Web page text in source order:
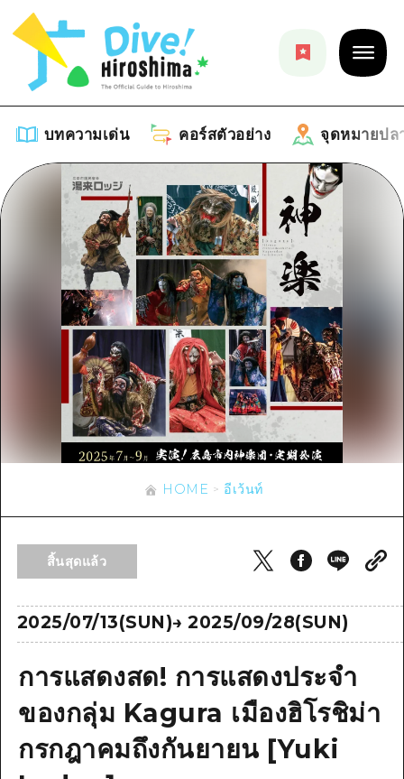
บทความเด่น คอร์สตัวอย่าง จุดหมายปล
บทความเด่น
รายการ
คำแนะนำ
ศิลปะ
งานอีเว้นท์ / เทศกาล
อาหารรสเลิศ / สุรา
การปั่นจักรยาน
สถานบันเทิงยามค่ำคืน
มรดกโลก
ประสบการณ์ / ในการเรียนรู้
ประวัติศาสตร์ / วัฒนธรรม
การรักษา
ธรรมชาติ
คอร์สตัวอย่าง
รายการ
คู่มือ Dive! Hiroshima
ฮิโรชิม่า โมชิ โมชิ ทราเวล
บริเวณรอบเมืองฮิโรชิม่า
อากิ
บิงโก
บิโฮค
ยามากุจิตะวันออก
จุดหมายปลายทาง
รายการ
บริเวณรอบเมืองฮิโรชิม่า
อากิ
บิงโก
บิโฮคุ
บริเวณรอบๆ มิยาจิมะ
ยามากุจิตะวันออก
จังหวัดเอฮิเมะ
ชิมาเนะ
อีเว้นท์
ข้อมูลตามฤดูกาล
ข้อมูลที่เป็นประโยชน์
เข้าถึงเข้าถึง
สรุปการจราจรรอง
ความแออัดของสิ่งอำนวยความสะดวก
บริการรับฝากและจัดส่งสัมภาระ
ฮิโรชิมะโอโมะเตะนะชิ
HOME
อีเว้นท์
HOME อีเว้นท์
สิ้นสุดแล้ว
2025/07/13(SUN)→2025/09/28(SUN)
การแสดงสด! การแสดงประจำ
ของกลุ่ม Kagura เมืองฮิโรชิม่า
กรกฎาคมถึงกันยายน [Yuki